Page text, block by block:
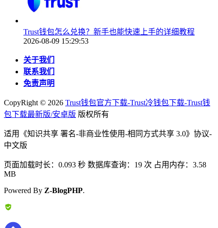
Trust钱包怎么兑换？新手也能快速上手的详细教程
2026-08-09 15:29:53
关于我们
联系我们
免责声明
CopyRight © 2026 Trust钱包官方下载-Trust冷钱包下载-Trust钱
包下载最新版/安卓版 版权所有
适用《知识共享 署名-非商业性使用-相同方式共享 3.0》协议-
中文版
页面加载时长：0.093 秒 数据库查询：19 次 占用内存：3.58
MB
Powered By Z-BlogPHP.